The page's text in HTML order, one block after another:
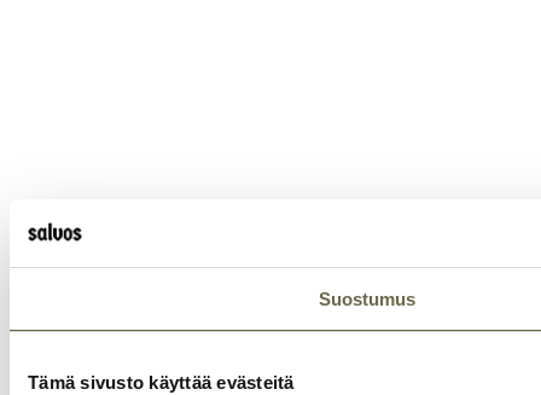
Suostumus
Tämä sivusto käyttää evästeitä